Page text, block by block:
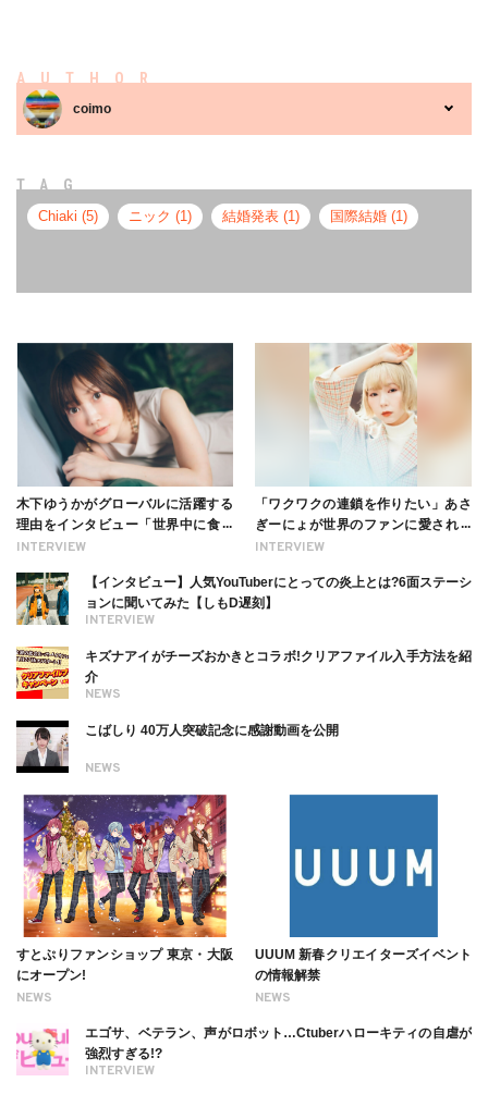
AUTHOR
coimo
TAG
Chiaki (5) ニック (1) 結婚発表 (1) 国際結婚 (1)
INTERVIEW
木下ゆうかがグローバルに活躍する
理由をインタビュー「世界中に食べ
る幸せを伝えたい」新事務所加入に
INTERVIEW
「ワクワクの連鎖を作りたい」あさ
ぎーにょが世界のファンに愛される
理由【インタビュー】
INTERVIEW
【インタビュー】人気YouTuberにとっての炎上とは?6面ステーシ
ョンに聞いてみた【しもD遅刻】
NEWS
キズナアイがチーズおかきとコラボ!クリアファイル入手方法を紹
介
NEWS
こばしり 40万人突破記念に感謝動画を公開
NEWS
すとぷりファンショップ 東京・大阪
にオープン!
NEWS
UUUM 新春クリエイターズイベント
の情報解禁
INTERVIEW
エゴサ、ベテラン、声がロボット…Ctuberハローキティの自虐が
強烈すぎる!?